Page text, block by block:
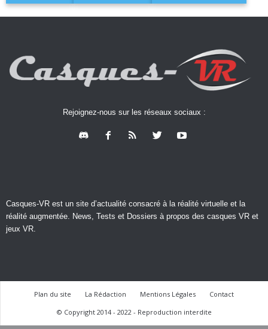
Rejoignez-nous sur les réseaux sociaux :
Casques-VR est un site d’actualité consacré à la réalité virtuelle et la
réalité augmentée. News, Tests et Dossiers à propos des casques VR et
jeux VR.
Plan du site La Rédaction Mentions Légales
Contact
© Copyright 2014 - 2022 - Reproduction interdite